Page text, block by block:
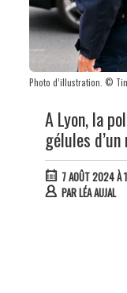
Photo d’illustration. ©
A Lyon, la
gélules
7 AOÛT 2024 À
PARLÉA AUJAL